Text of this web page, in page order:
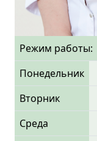
Режим работы:
Понедельник
Вторник
Среда